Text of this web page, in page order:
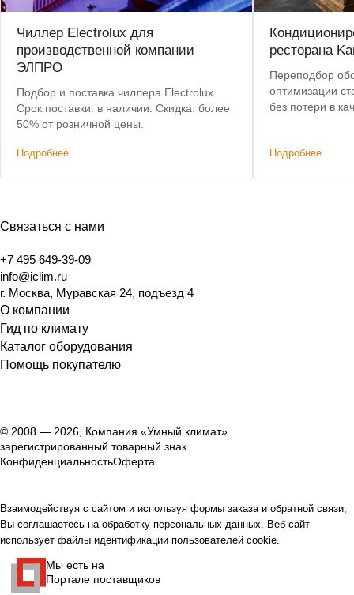
Чиллер Electrolux для
производственной компании
ЭЛПРО
Подбор и поставка чиллера Electrolux.
Срок поставки: в наличии. Скидка: более
50% от розничной цены.
Подробнее
ресторана
Переподбор
оптимизации
без потери в качестве.
Подробнее
Связаться с нами
+7 495 649-39-09
info@iclim.ru
г. Москва, Муравская 24, подъезд 4
О компании
Гид по климату
Каталог оборудования
Помощь покупателю
© 2008 — 2026, Компания «Умный климат»
зарегистрированный товарный знак
КонфиденциальностьОферта
Взаимодействуя с сайтом и используя формы заказа и обратной связи,
Вы соглашаетесь на обработку персональных данных. Веб-сайт
использует файлы идентификации пользователей cookie.
Мы есть на
Портале поставщиков